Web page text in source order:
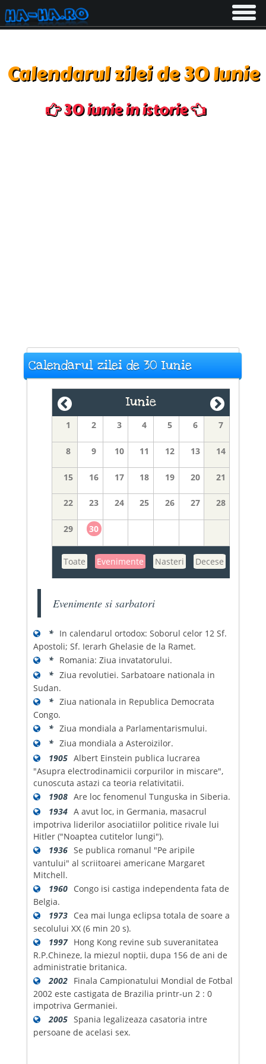
Toggle
Calendarul zilei de 30 Iunie
30 iunie in istorie
Calendarul zilei de 30 Iunie
Iunie
1 2 3 4 5 6 7
8 9 10 11 12 13 14
15 16 17 18 19 20 21
22 23 24 25 26 27 28
29 30
Toate Evenimente Nasteri Decese
Evenimente si sarbatori
* In calendarul ortodox: Soborul celor 12 Sf.
Apostoli; Sf. Ierarh Ghelasie de la Ramet.
* Romania: Ziua invatatorului.
* Ziua revolutiei. Sarbatoare nationala in
Sudan.
* Ziua nationala in Republica Democrata
Congo.
* Ziua mondiala a Parlamentarismului.
* Ziua mondiala a Asteroizilor.
1905 Albert Einstein publica lucrarea
"Asupra electrodinamicii corpurilor in miscare",
cunoscuta astazi ca teoria relativitatii.
1908 Are loc fenomenul Tunguska in Siberia.
1934 A avut loc, in Germania, masacrul
impotriva liderilor asociatiilor politice rivale lui
Hitler ("Noaptea cutitelor lungi").
1936 Se publica romanul "Pe aripile
vantului" al scriitoarei americane Margaret
Mitchell.
1960 Congo isi castiga independenta fata de
Belgia.
1973 Cea mai lunga eclipsa totala de soare a
secolului XX (6 min 20 s).
1997 Hong Kong revine sub suveranitatea
R.P.Chineze, la miezul noptii, dupa 156 de ani de
administratie britanica.
2002 Finala Campionatului Mondial de Fotbal
2002 este castigata de Brazilia printr-un 2 : 0
impotriva Germaniei.
2005 Spania legalizeaza casatoria intre
persoane de acelasi sex.